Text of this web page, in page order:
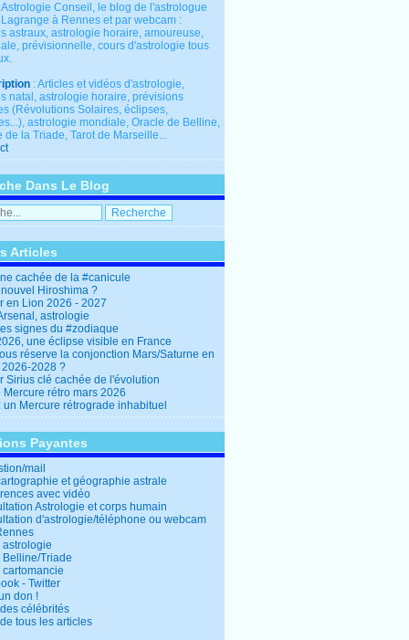
Astrologie Conseil, le blog de l'astrologue
Lagrange à Rennes et par webcam :
astraux, astrologie horaire, amoureuse,
prévisionnelle, cours d'astrologie tous
: Articles et vidéos d'astrologie,
natal, astrologie horaire, prévisions
(Révolutions Solaires, éclipses,
astrologie mondiale, Oracle de Belline,
de la Triade, Tarot de Marseille...
Dans Le Blog
Articles
cachée de la #canicule
Hiroshima ?
en Lion 2026 - 2027
astrologie
signes du #zodiaque
une éclipse visible en France
réserve la conjonction Mars/Saturne en
2026-2028 ?
Sirius clé cachée de l'évolution
Mercure rétro mars 2026
un Mercure rétrograde inhabituel
Payantes
mail
et géographie astrale
avec vidéo
Astrologie et corps humain
d'astrologie/téléphone ou webcam
astrologie
Belline/Triade
cartomancie
- Twitter
don !
célébrités
tous les articles